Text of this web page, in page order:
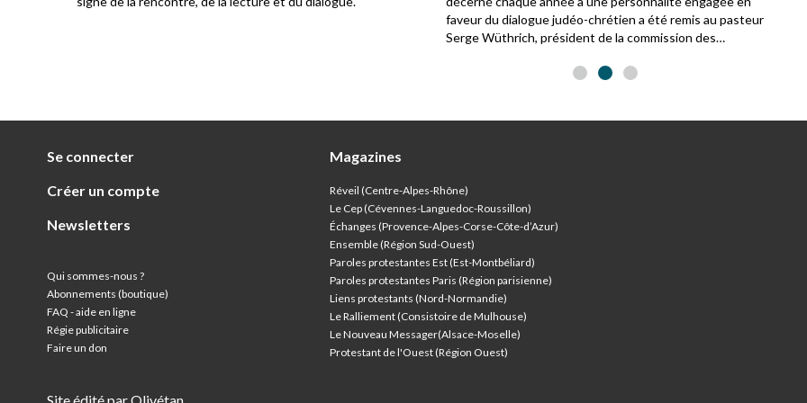
faveur du dialogue judéo-chrétien a été remis au pasteur
Serge Wüthrich, président de la commission des
Se connecter
Créer un compte
Newsletters
Qui sommes-nous ?
Abonnements (boutique)
FAQ - aide en ligne
Régie publicitaire
Faire un don
Magazines
Réveil (Centre-Alpes-Rhône)
Le Cep (Cévennes-Languedoc-Roussillon)
Échanges (Provence-Alpes-Corse-Côte-d’Azur)
Ensemble (Région Sud-Ouest)
Paroles protestantes Est (Est-Montbéliard)
Paroles protestantes Paris (Région parisienne)
Liens protestants (Nord-Normandie)
Le Ralliement (Consistoire de Mulhouse)
Le Nouveau Messager(Alsace-Moselle)
Protestant de l'Ouest (Région Ouest)